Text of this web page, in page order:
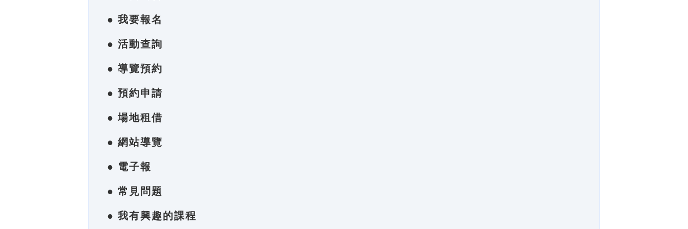
● 我要報名
● 活動查詢
● 導覽預約
● 預約申請
● 場地租借
● 網站導覽
● 電子報
● 常見問題
● 我有興趣的課程